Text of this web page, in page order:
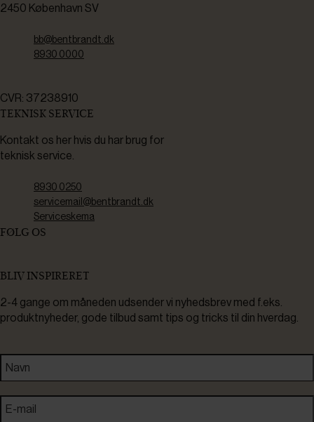
2450 København SV
bb@bentbrandt.dk
8930 0000
CVR: 37238910
TEKNISK SERVICE
Kontakt os her hvis du har brug for
teknisk service.
8930 0250
servicemail@bentbrandt.dk
Serviceskema
FØLG OS
BLIV INSPIRERET
2-4 gange om måneden udsender vi nyhedsbrev med f.eks.
produktnyheder, gode tilbud samt tips og tricks til din hverdag.